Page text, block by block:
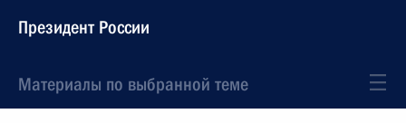
Президент России
Материалы по выбранной теме